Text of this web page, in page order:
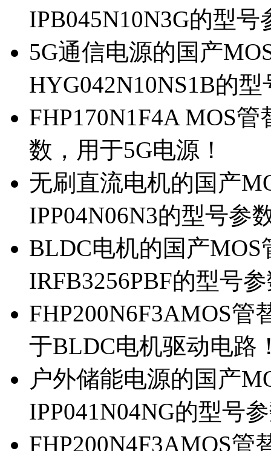
IPB045N10N3G的型号
5G通信电源的国产
HYG042N10NS1B的
FHP170N1F4A MOS
数，用于5G电源！
无刷直流电机的国产
IPP04N06N3的型号参
BLDC电机的国产MOS
IRFB3256PBF的型号
FHP200N6F3AMOS管
于BLDC电机驱动电路
户外储能电源的国产
IPP041N04NG的型号
FHP200N4F3AMOS管